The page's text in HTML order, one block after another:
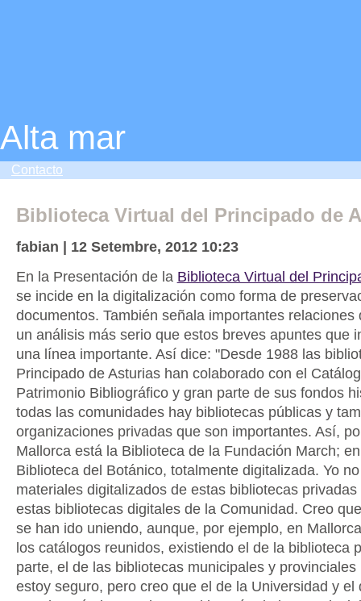
Alta mar
Contacto
Biblioteca Virtual del Principado de
fabian | 12 Setembre, 2012 10:23
En la Presentación de la Biblioteca Virtual del
se incide en la digitalización como forma de
documentos. También señala importantes relaciones
un análisis más serio que estos breves apuntes que
una línea importante. Así dice: "Desde 1988 las
Principado de Asturias han colaborado con el
Patrimonio Bibliográfico y gran parte de sus fondos
todas las comunidades hay bibliotecas públicas y
organizaciones privadas que son importantes. Así,
Mallorca está la Biblioteca de la Fundación March;
Biblioteca del Botánico, totalmente digitalizada. Yo
materiales digitalizados de estas bibliotecas
estas bibliotecas digitales de la Comunidad. Creo
se han ido uniendo, aunque, por ejemplo, en
los catálogos reunidos, existiendo el de la biblioteca
parte, el de las bibliotecas municipales y provinciales
estoy seguro, pero creo que el de la Universidad y el